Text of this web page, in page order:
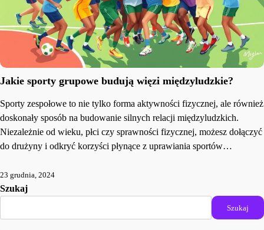
Jakie sporty grupowe budują więzi międzyludzkie?
Sporty zespołowe to nie tylko forma aktywności fizycznej, ale również
doskonały sposób na budowanie silnych relacji międzyludzkich.
Niezależnie od wieku, płci czy sprawności fizycznej, możesz dołączyć
do drużyny i odkryć korzyści płynące z uprawiania sportów…
23 grudnia, 2024
Szukaj
Szukaj